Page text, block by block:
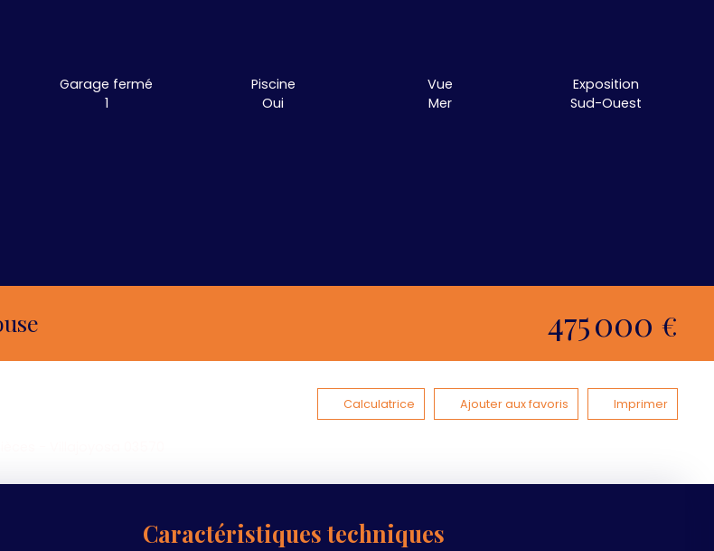
Garage fermé
1
Piscine
Oui
Vue
Mer
Exposition
Sud-Ouest
475 000 €
Calculatrice Ajouter aux favoris Imprimer
Caractéristiques techniques